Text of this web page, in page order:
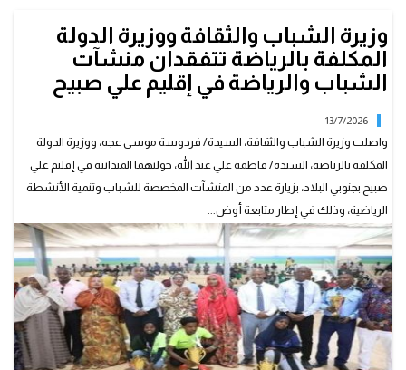
وزيرة الشباب والثقافة ووزيرة الدولة
المكلفة بالرياضة تتفقدان منشآت
الشباب والرياضة في إقليم علي صبيح
13/7/2026
واصلت وزيرة الشباب والثقافة، السيدة/ فردوسة موسى عجه، ووزيرة الدولة
المكلفة بالرياضة، السيدة/ فاطمة علي عبد الله، جولتهما الميدانية في إقليم علي
صبيح بجنوبي البلاد، بزيارة عدد من المنشآت المخصصة للشباب وتنمية الأنشطة
الرياضية، وذلك في إطار متابعة أوض...